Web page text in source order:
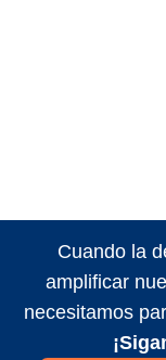
Cuando la
amplificar
necesitamos